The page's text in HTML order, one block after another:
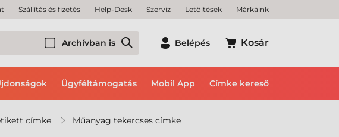
Szállítás és fizetés Help-Desk Szerviz Letöltések Márkáink
Archívban is Belépés Kosár
Ügyféltámogatás Mobil App Címke kereső
címke Műanyag tekercses címke